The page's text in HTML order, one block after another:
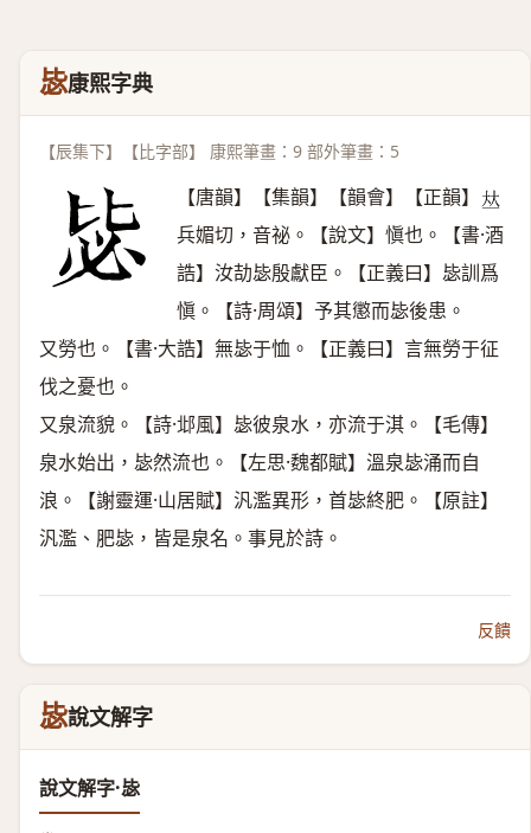
毖康熙字典
【辰集下】【比字部】 康熙筆畫：9 部外筆畫：5
【唐韻】【集韻】【韻會】【正韻】 𠀤
兵媚切，音祕。【說文】愼也。【書·酒
誥】汝劼毖殷獻臣。【正義曰】毖訓爲
愼。【詩·周頌】予其懲而毖後患。
又勞也。【書·大誥】無毖于恤。【正義曰】言無勞于征
伐之憂也。
又泉流貌。【詩·邶風】毖彼泉水，亦流于淇。【毛傳】
泉水始出，毖然流也。【左思·魏都賦】溫泉毖涌而自
浪。【謝靈運·山居賦】汎濫異形，首毖終肥。【原註】
汎濫、肥毖，皆是泉名。事見於詩。
反饋
毖說文解字
說文解字·毖